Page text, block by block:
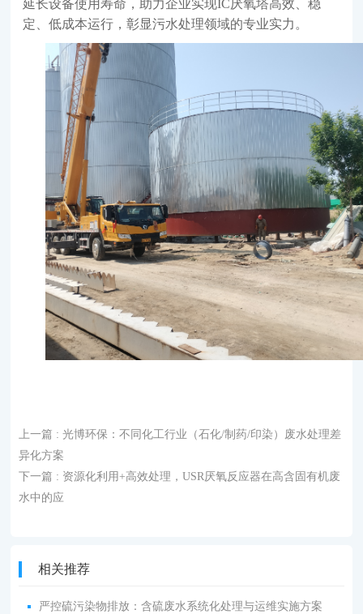
延长设备使用寿命，助力企业实现IC厌氧塔高效、稳
定、低成本运行，彰显污水处理领域的专业实力。
上一篇 : 光博环保：不同化工行业（石化/制药/印染）废水处理差
异化方案
下一篇 : 资源化利用+高效处理，USR厌氧反应器在高含固有机废
水中的应
相关推荐
严控硫污染物排放：含硫废水系统化处理与运维实施方案